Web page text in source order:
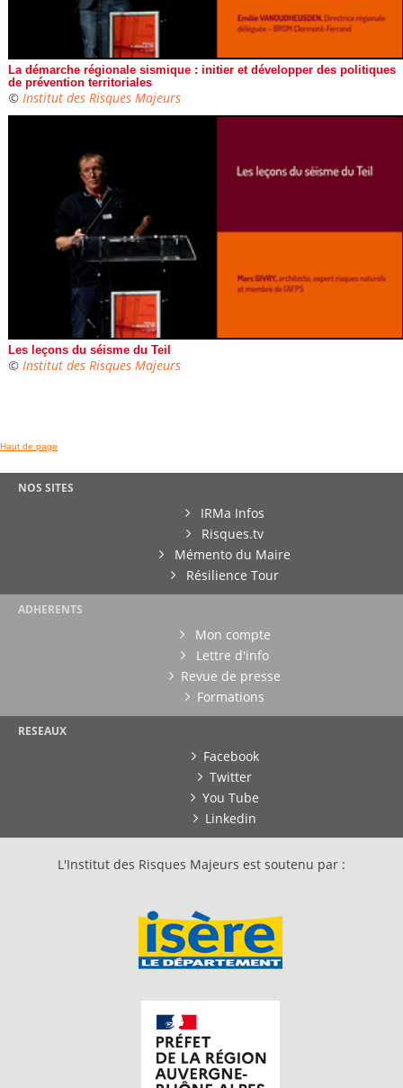
La démarche régionale sismique : initier et développer des politiques
de prévention territoriales
© Institut des Risques Majeurs
Les leçons du séisme du Teil
© Institut des Risques Majeurs
Haut de page
NOS SITES
IRMa Infos
Risques.tv
Mémento du Maire
Résilience Tour
ADHERENTS
Mon compte
Lettre d'info
Revue de presse
Formations
RESEAUX
Facebook
Twitter
You Tube
Linkedin
L'Institut des Risques Majeurs est soutenu par :